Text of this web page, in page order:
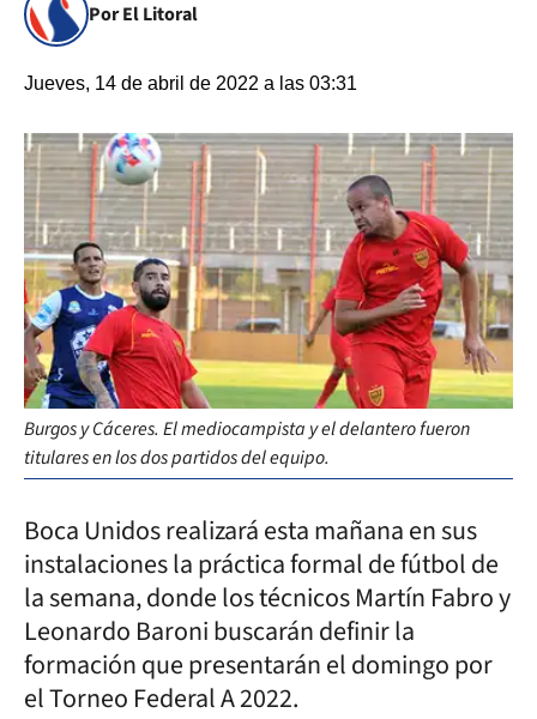
Por El Litoral
Jueves, 14 de abril de 2022 a las 03:31
Burgos y Cáceres. El mediocampista y el delantero fueron
titulares en los dos partidos del equipo.
Boca Unidos realizará esta mañana en sus
instalaciones la práctica formal de fútbol de
la semana, donde los técnicos Martín Fabro y
Leonardo Baroni buscarán definir la
formación que presentarán el domingo por
el Torneo Federal A 2022.